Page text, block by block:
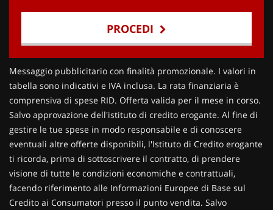
PROCEDI
Contattaci
Messaggio pubblicitario con finalità promozionale. I valori in
tabella sono indicativi e IVA inclusa. La rata finanziaria è
comprensiva di spese RID. Offerta valida per il mese in corso.
Salvo approvazione dell'istituto di credito erogante. Al fine di
gestire le tue spese in modo responsabile e di conoscere
eventuali altre offerte disponibili, l'Istituto di Credito erogante
ti ricorda, prima di sottoscrivere il contratto, di prendere
visione di tutte le condizioni economiche e contrattuali,
facendo riferimento alle Informazioni Europee di Base sul
Credito ai Consumatori presso il punto vendita. Salvo